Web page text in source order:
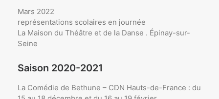
Mars 2022
représentations scolaires en journée
La Maison du Théâtre et de la Danse . Épinay-sur-
Seine
Saison 2020-2021
La Comédie de Bethune – CDN Hauts-de-France : du